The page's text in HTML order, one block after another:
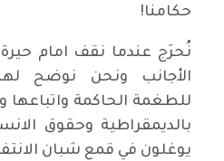
حكامنا!
نُحرَج عندما نقف امام
الأجانب ونحن نوضح
للطغمة الحاكمة واتباعها
بالديمقراطية وحقوق
يوغلون في قمع شبان